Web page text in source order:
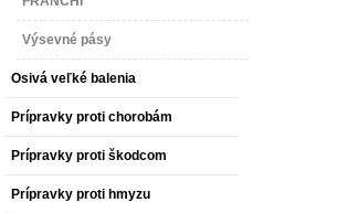
Výsevné pásy
Osivá veľké balenia
Prípravky proti chorobám
Prípravky proti škodcom
Prípravky proti hmyzu